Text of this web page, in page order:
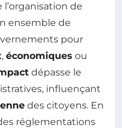
de
ensemble de
pour
, économiques ou
dépasse le
influençant
des citoyens. En
réglementations